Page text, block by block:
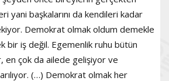
yani başkalarını da kendileri kadar
Demokrat olmak oldum demekle
bir iş değil. Egemenlik ruhu bütün
en çok da ailede gelişiyor ve
(…) Demokrat olmak her